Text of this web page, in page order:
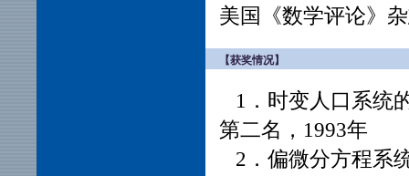
美国《数学评论》
【获奖情况】
1．时变人口系统
第二名，1993年
2．偏微分方程系